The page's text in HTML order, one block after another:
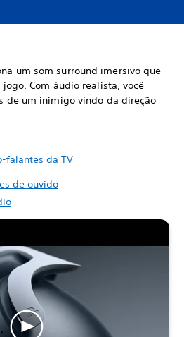
um som surround imersivo que
Com áudio realista, você
de um inimigo vindo da direção
falantes da TV
de ouvido